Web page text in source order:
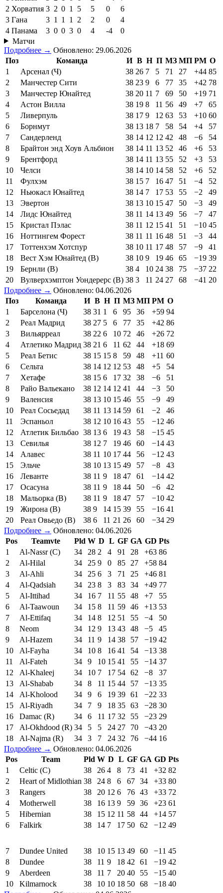
2 Хорватия 3 2 0 1 5 5 0
6
3 Гана 3 1 1 1 2 2 0
4
4 Панама 3 0 0 3 0 4 -4
0
Матчи
Подробнее → Обновлено: 29.06.2026
Поз
Команда И В Н П МЗ МП РМ О
1
Арсенал (Ч) 38 26 7 5 71 27 +44 85
2
Манчестер Сити 38 23 9 6 77 35 +42 78
3
Манчестер Юнайтед 38 20 11 7 69 50 +19 71
4
Астон Вилла 38 19 8 11 56 49 +7
65
5
Ливерпуль 38 17 9 12 63 53 +10 60
6
Борнмут 38 13 18 7 58 54 +4
57
7
Сандерленд 38 14 12 12 42 48 −6
54
8
Брайтон энд Хоув Альбион 38 14 11 13 52 46 +6
53
9
Брентфорд 38 14 11 13 55 52 +3
53
10
Челси 38 14 10 14 58 52 +6
52
11
Фулхэм 38 15 7 16 47 51 −4
52
12
Ньюкасл Юнайтед 38 14 7 17 53 55 −2
49
13
Эвертон 38 13 10 15 47 50 −3
49
14
Лидс Юнайтед 38 11 14 13 49 56 −7
47
15
Кристал Пэлас 38 11 12 15 41 51 −10 45
16
Ноттингем Форест 38 11 11 16 48 51 −3
44
17
Тоттенхэм Хотспур 38 10 11 17 48 57 −9
41
18
Вест Хэм Юнайтед (В) 38 10 9 19 46 65 −19 39
19
Бернли (В) 38 4 10 24 38 75 −37 22
20
Вулверхэмптон Уондерерс (В) 38 3 11 24 27 68 −41 20
Подробнее → Обновлено: 04.06.2026
Поз
Команда И В Н П МЗ МП РМ О
1
Барселона (Ч) 38 31 1 6 95 36 +59 94
2
Реал Мадрид 38 27 5 6 77 35 +42 86
3
Вильярреал 38 22 6 10 72 46 +26 72
4
Атлетико Мадрид 38 21 6 11 62 44 +18 69
5
Реал Бетис 38 15 15 8 59 48 +11 60
6
Сельта 38 14 12 12 53 48 +5
54
7
Хетафе 38 15 6 17 32 38 −6
51
8
Райо Вальекано 38 12 14 12 41 44 −3
50
9
Валенсия 38 13 10 15 46 55 −9
49
10
Реал Сосьедад 38 11 13 14 59 61 −2
46
11
Эспаньол 38 12 10 16 43 55 −12 46
12
Атлетик Бильбао 38 13 6 19 43 58 −15 45
13
Севилья 38 12 7 19 46 60 −14 43
14
Алавес 38 11 10 17 44 56 −12 43
15
Эльче 38 10 13 15 49 57 −8
43
16
Леванте 38 11 9 18 47 61 −14 42
17
Осасуна 38 11 9 18 44 50 −6
42
18
Мальорка (В) 38 11 9 18 47 57 −10 42
19
Жирона (В) 38 9 14 15 39 55 −16 41
20
Реал Овьедо (В) 38 6 11 21 26 60 −34 29
Подробнее → Обновлено: 04.06.2026
Pos
Teamvte Pld W D L GF GA GD Pts
1
Al-Nassr (C) 34 28 2 4 91 28 +63 86
2
Al-Hilal 34 25 9 0 85 27 +58 84
3
Al-Ahli 34 25 6 3 71 25 +46 81
4
Al-Qadsiah 34 23 8 3 83 34 +49 77
5
Al-Ittihad 34 16 7 11 55 48 +7
55
6
Al-Taawoun 34 15 8 11 59 46 +13 53
7
Al-Ettifaq 34 14 8 12 51 55 −4
50
8
Neom 34 12 9 13 43 48 −5
45
9
Al-Hazem 34 11 9 14 38 57 −19 42
10
Al-Fayha 34 10 8 16 41 54 −13 38
11
Al-Fateh 34 9 10 15 41 55 −14 37
12
Al-Khaleej 34 10 7 17 54 62 −8
37
13
Al-Shabab 34 8 11 15 44 57 −13 35
14
Al-Kholood 34 9 6 19 39 61 −22 33
15
Al-Riyadh 34 7 9 18 35 63 −28 30
16
Damac (R) 34 6 11 17 32 55 −23 29
17
Al-Okhdood (R) 34 5 5 24 27 70 −43 20
18
Al-Najma (R) 34 3 7 24 32 76 −44 16
Подробнее → Обновлено: 04.06.2026
Pos
Team Pld W D L GF GA GD Pts
1
Celtic (C) 38 26 4 8 73 41 +32 82
2
Heart of Midlothian 38 24 8 6 67 34 +33 80
3
Rangers 38 20 12 6 76 43 +33 72
4
Motherwell 38 16 13 9 59 36 +23 61
5
Hibernian 38 15 12 11 58 44 +14 57
6
Falkirk 38 14 7 17 50 62 −12 49
7 Dundee United 38 10 15 13 49 60 −11 45
8
Dundee 38 11 9 18 42 61 −19 42
9
Aberdeen 38 11 7 20 40 55 −15 40
10
Kilmarnock 38 10 10 18 50 68 −18 40